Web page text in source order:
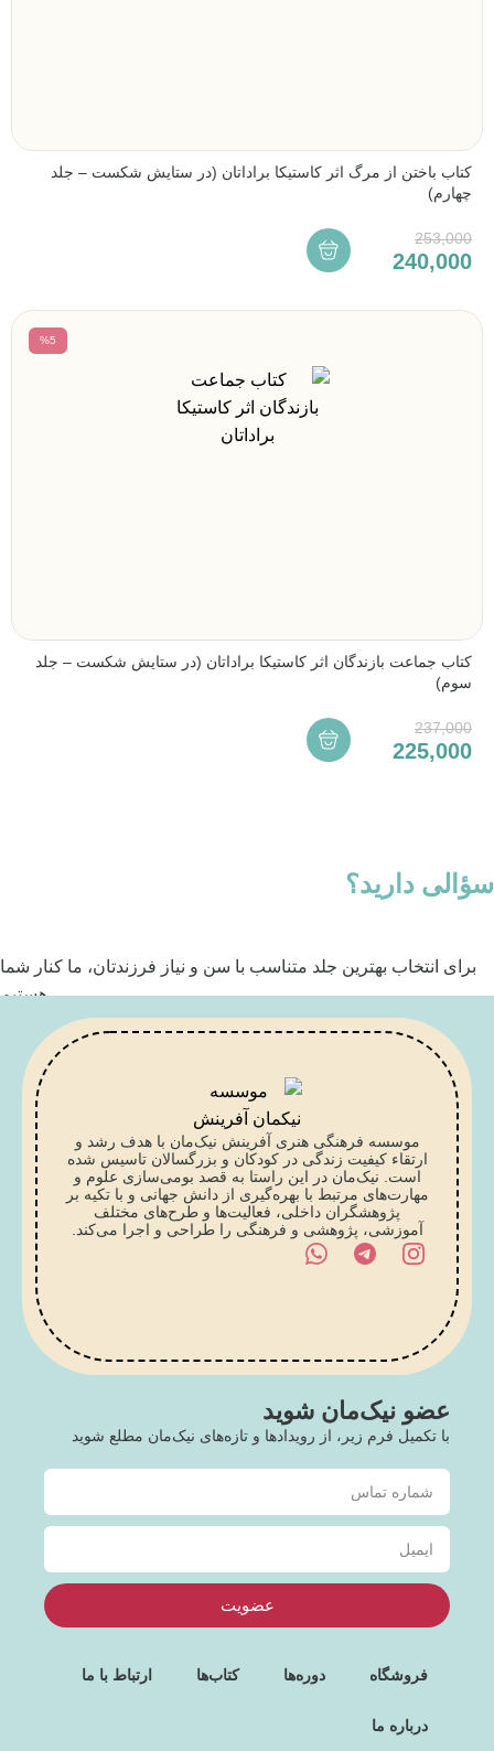
کتاب باختن از مرگ اثر کاستیکا براداتان (در ستایش شکست – جلد
چهارم)
253,000
240,000
%5
کتاب جماعت بازندگان اثر کاستیکا براداتان (در ستایش شکست – جلد
سوم)
237,000
225,000
سؤالی دارید؟
برای انتخاب بهترین جلد متناسب با سن و نیاز فرزندتان، ما کنار شما
هستیم
تماس با کارشناس
موسسه فرهنگی هنری آفرینش نیک‌مان با هدف رشد و
ارتقاء کیفیت زندگی در کودکان و بزرگسالان تاسیس شده
است. نیک‌مان در این راستا به قصد بومی‌سازی علوم و
مهارت‌های مرتبط با بهره‌گیری از دانش جهانی و با تکیه بر
پژوهشگران داخلی، فعالیت‌ها و طرح‌های مختلف
آموزشی، پژوهشی و فرهنگی را طراحی و اجرا می‌کند.
عضو نیک‌مان شوید
با تکمیل فرم زیر، از رویدادها و تازه‌های نیک‌مان مطلع شوید
عضویت
فروشگاه دوره‌ها کتاب‌ها ارتباط با ما
درباره ما